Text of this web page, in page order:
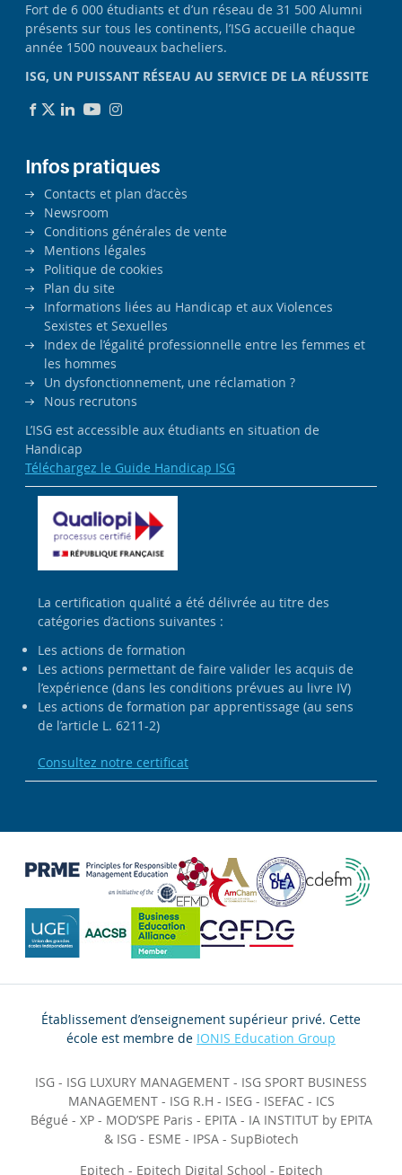
Fort de 6 000 étudiants et d’un réseau de 31 500 Alumni
présents sur tous les continents, l’ISG accueille chaque
année 1500 nouveaux bacheliers.
ISG, UN PUISSANT RÉSEAU AU SERVICE DE LA RÉUSSITE
Infos pratiques
Contacts et plan d’accès
Newsroom
Conditions générales de vente
Mentions légales
Politique de cookies
Plan du site
Informations liées au Handicap et aux Violences
Sexistes et Sexuelles
Index de l’égalité professionnelle entre les femmes et
les hommes
Un dysfonctionnement, une réclamation ?
Nous recrutons
L’ISG est accessible aux étudiants en situation de
Handicap
Téléchargez le Guide Handicap ISG
La certification qualité a été délivrée au titre des
catégories d’actions suivantes :
Les actions de formation
Les actions permettant de faire valider les acquis de
l’expérience (dans les conditions prévues au livre IV)
Les actions de formation par apprentissage (au sens
de l’article L. 6211-2)
Consultez notre certificat
Établissement d’enseignement supérieur privé. Cette
école est membre de IONIS Education Group
ISG - ISG LUXURY MANAGEMENT - ISG SPORT BUSINESS
MANAGEMENT- ISG R.H - ISEG- ISEFAC- ICS
Bégué - XP- MOD’SPE Paris - EPITA- IA INSTITUT by EPITA
& ISG- ESME - IPSA- SupBiotech
Epitech - Epitech Digital School - Epitech